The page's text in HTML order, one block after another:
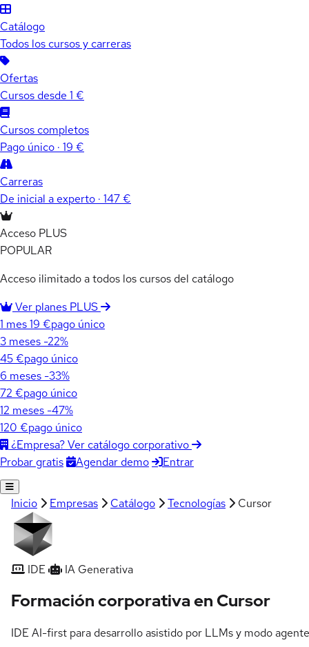
Catálogo
Todos los cursos y carreras
Ofertas
Cursos desde 1 €
Cursos completos
Pago único · 19 €
Carreras
De inicial a experto · 147 €
Acceso PLUS
POPULAR
Acceso ilimitado a todos los cursos del catálogo
Ver planes PLUS
1 mes19 €pago único
3 meses -22%
45 €pago único
6 meses -33%
72 €pago único
12 meses -47%
120 €pago único
¿Empresa? Ver catálogo corporativo
Probar gratis
Agendar demo Entrar
Inicio Empresas Catálogo Tecnologías Cursor
IDE IA Generativa
Formación corporativa en Cursor
IDE AI-first para desarrollo asistido por LLMs y modo